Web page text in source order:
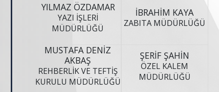
YILMAZ ÖZDAMAR
YAZI İŞLERİ
MÜDÜRLÜĞÜ
İBRAHİM KAYA
ZABITA MÜDÜRLÜĞÜ
MUSTAFA DENİZ
AKBAŞ
REHBERLİK VE TEFTİŞ
KURULU MÜDÜRLÜĞÜ
ŞERİF ŞAHİN
ÖZEL KALEM
MÜDÜRLÜĞÜ